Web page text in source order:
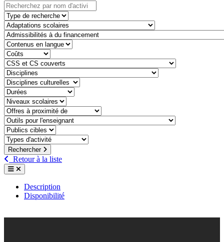
Type de recherche
adaptation-scolaire
admissibilite-a-du-financement
contenu-en-langue
cout
css-et-cs-couvert
discipline
discipline-culturelle
duree
niveaux-scolaires
offre-a-proximite-de
outil-pour-lenseignant
public-cible
type-dactivite
Rechercher
Retour à la liste
Description
Disponibilité